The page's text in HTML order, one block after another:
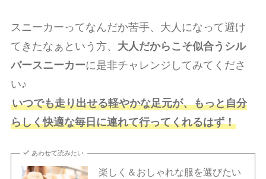
スニーカーってなんだか苦手、大人になって避け
てきたなぁという方、 大人だからこそ似合うシル
バースニーカーに是非チャレンジしてみてくださ
い♪
いつでも走り出せる軽やかな足元が、もっと自分
らしく快適な毎日に連れて行ってくれるはず！
あわせて読みたい
楽しく＆おしゃれな服を選びたい